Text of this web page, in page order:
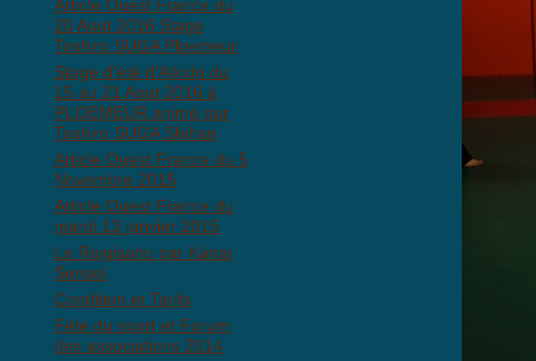
Article Ouest France du
20 Aout 2016 Stage
Toshiro SUGA Ploemeur
Stage d'été d'Aïkido du
15 au 21 Aout 2016 à
PLOEMEUR animé par
Toshiro SUGA Shihan
Article Ouest France du 5
Novembre 2015
Article Ouest France du
mardi 13 janvier 2015
Le Reigisaho par Kanaï
Senseï
Condition et Tarifs
Fête du sport et Forum
des associations 2014